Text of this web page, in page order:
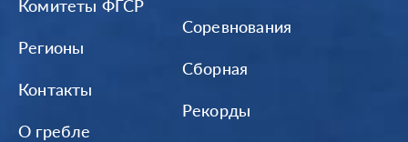
Комитеты ФГСР
Регионы
Контакты
О гребле
Соревнования
Сборная
Рекорды